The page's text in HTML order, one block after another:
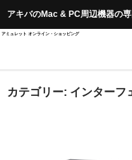
アキバのMac & PC周辺機器の
アミュレット オンライン・ショッピング
店舗TOP
カテゴリー: インターフ